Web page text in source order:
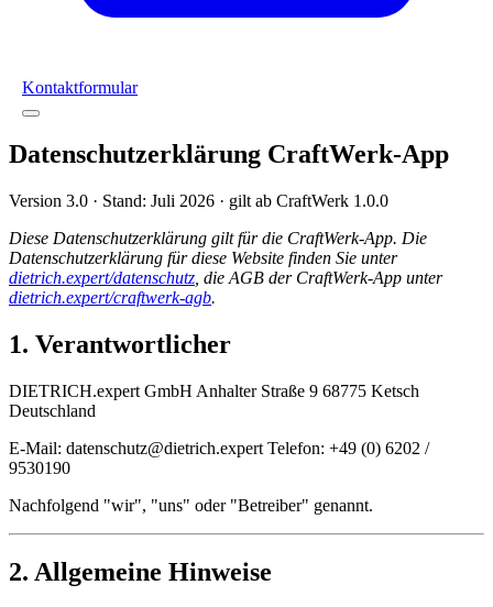
Kontaktformular
Datenschutzerklärung CraftWerk-App
Version 3.0 · Stand: Juli 2026 · gilt ab CraftWerk 1.0.0
Diese Datenschutzerklärung gilt für die CraftWerk-App. Die
Datenschutzerklärung für diese Website finden Sie unter
dietrich.expert/datenschutz , die AGB der CraftWerk-App unter
dietrich.expert/craftwerk-agb.
1. Verantwortlicher
DIETRICH.expert GmbH Anhalter Straße 9 68775 Ketsch
Deutschland
E-Mail: datenschutz@dietrich.expert Telefon: +49 (0) 6202 /
9530190
Nachfolgend "wir", "uns" oder "Betreiber" genannt.
2. Allgemeine Hinweise